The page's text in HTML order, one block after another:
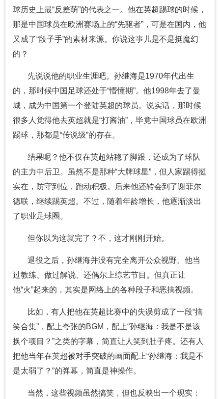
球历史上最“反差萌”的代表之一。他在英超踢球的时候，
那是中国球员在欧洲赛场上的“先驱者”，可是在国内，他
又成了“段子手”的素材来源。你说这事儿是不是挺魔幻
的？
先说说他的职业生涯吧。孙继海是1970年代出生
的，那时候中国足球还处于“懵懂期”。他1998年去了曼
城，成为中国第一个登陆英超的球员。说实话，那时候
很多人觉得他去英超就是“打酱油”，毕竟中国球员在欧洲
踢球，那都是“传说级”的存在。
结果呢？他不仅在英超站稳了脚跟，还成为了球队
的主力中后卫。虽然不是那种“大牌球星”，但人家踢得挺
实在，防守到位，跑动积极。后来他还转会到了谢菲尔
德联，继续踢英超。不过，随着年龄增长，他逐渐淡出
了职业足球圈。
但你以为这就完了？不，这才刚刚开始。
退役之后，孙继海并没有完全离开公众视野。他当
过教练、做过解说、还偶尔上综艺节目。但真正让
他“火”起来的，其实是网络上的各种段子和恶搞视频。
比如，有人把他在英超比赛中的失误剪成了一段“搞
笑合集”，配上夸张的BGM，配上“孙继海：我是不是该
换个项目？”之类的字幕，简直让人笑到肚子疼。还有人
把他当年在英超被对手突破的画面配上“孙继海：我是不
是太弱了？”的弹幕，简直是神操作。
当然，这些视频虽然搞笑，但也反映出一个现实：